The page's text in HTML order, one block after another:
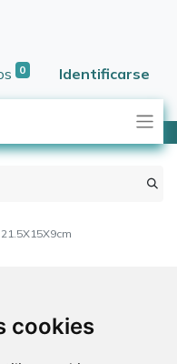
cookies
0 Identificarse